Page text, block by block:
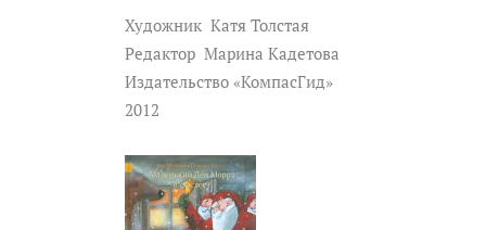
Художник Катя Толстая
Редактор Марина Кадетова
Издательство «КомпасГид»
2012